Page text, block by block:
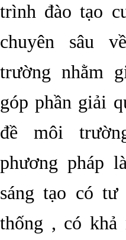
trình đào tạo
chuyên sâu
trường nhằm
góp phần giải
đề môi
phương pháp
sáng tạo có
thống , có khả